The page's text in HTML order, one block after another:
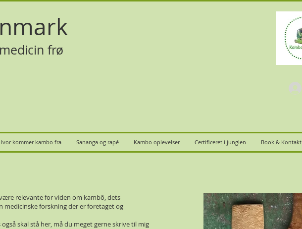
frø
kommer kambo fra Sananga og rapé Kambo oplevelser Certificeret i junglen Book & Kontakt
relevante for viden om kambô, dets
medicinske forskning der er foretaget og
skal stå her, må du meget gerne skrive til mig